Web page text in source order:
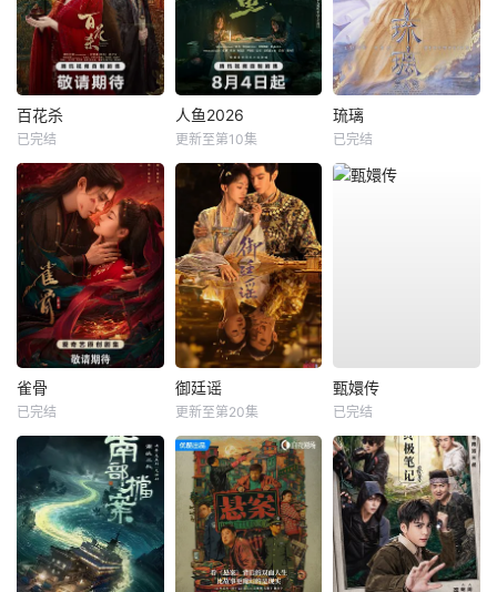
百花杀
已完结
人鱼2026
更新至第10集
琉璃
已完结
雀骨
已完结
御廷谣
更新至第20集
甄嬛传
已完结